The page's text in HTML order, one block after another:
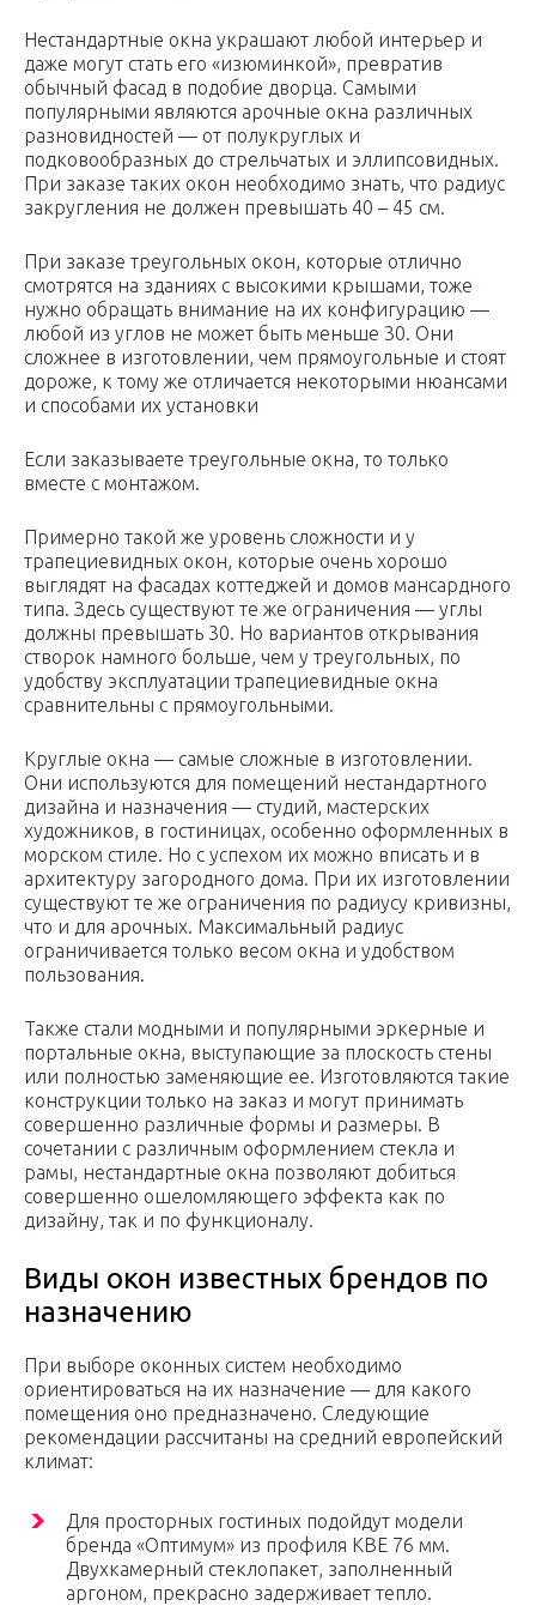
Нестандартные окна украшают любой интерьер и
даже могут стать его «изюминкой», превратив
обычный фасад в подобие дворца. Самыми
популярными являются арочные окна различных
разновидностей — от полукруглых и
подковообразных до стрельчатых и эллипсовидных.
При заказе таких окон необходимо знать, что радиус
закругления не должен превышать 40 – 45 см.
При заказе треугольных окон, которые отлично
смотрятся на зданиях с высокими крышами, тоже
нужно обращать внимание на их конфигурацию —
любой из углов не может быть меньше 30. Они
сложнее в изготовлении, чем прямоугольные и стоят
дороже, к тому же отличается некоторыми нюансами
и способами их установки
Если заказываете треугольные окна, то только
вместе с монтажом.
Примерно такой же уровень сложности и у
трапециевидных окон, которые очень хорошо
выглядят на фасадах коттеджей и домов мансардного
типа. Здесь существуют те же ограничения — углы
должны превышать 30. Но вариантов открывания
створок намного больше, чем у треугольных, по
удобству эксплуатации трапециевидные окна
сравнительны с прямоугольными.
Круглые окна — самые сложные в изготовлении.
Они используются для помещений нестандартного
дизайна и назначения — студий, мастерских
художников, в гостиницах, особенно оформленных в
морском стиле. Но с успехом их можно вписать и в
архитектуру загородного дома. При их изготовлении
существуют те же ограничения по радиусу кривизны,
что и для арочных. Максимальный радиус
ограничивается только весом окна и удобством
пользования.
Также стали модными и популярными эркерные и
портальные окна, выступающие за плоскость стены
или полностью заменяющие ее. Изготовляются такие
конструкции только на заказ и могут принимать
совершенно различные формы и размеры. В
сочетании с различным оформлением стекла и
рамы, нестандартные окна позволяют добиться
совершенно ошеломляющего эффекта как по
дизайну, так и по функционалу.
Виды окон известных брендов по
назначению
При выборе оконных систем необходимо
ориентироваться на их назначение — для какого
помещения оно предназначено. Следующие
рекомендации рассчитаны на средний европейский
климат:
Для просторных гостиных подойдут модели
бренда «Оптимум» из профиля KBE 76 мм.
Двухкамерный стеклопакет, заполненный
аргоном, прекрасно задерживает тепло.